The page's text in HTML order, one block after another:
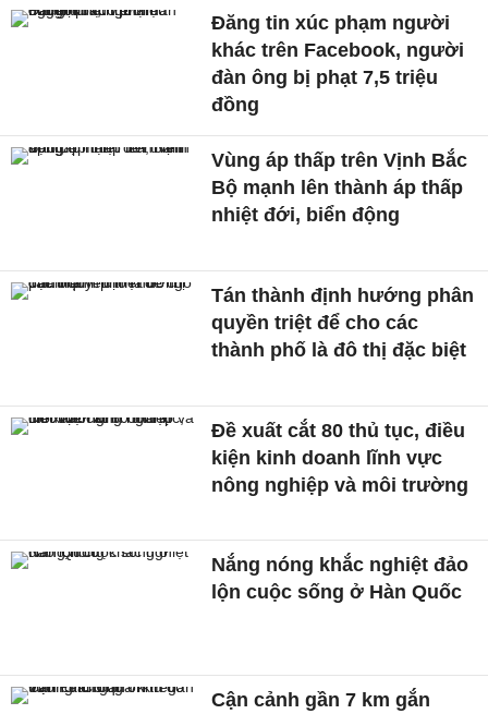
Đăng tin xúc phạm người
khác trên Facebook, người
đàn ông bị phạt 7,5 triệu
đồng
Vùng áp thấp trên Vịnh Bắc
Bộ mạnh lên thành áp thấp
nhiệt đới, biển động
Tán thành định hướng phân
quyền triệt để cho các
thành phố là đô thị đặc biệt
Đề xuất cắt 80 thủ tục, điều
kiện kinh doanh lĩnh vực
nông nghiệp và môi trường
Nắng nóng khắc nghiệt đảo
lộn cuộc sống ở Hàn Quốc
Cận cảnh gần 7 km gắn